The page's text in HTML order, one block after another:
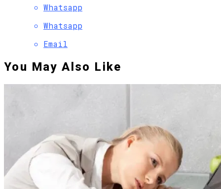
Whatsapp
Whatsapp
Email
You May Also Like